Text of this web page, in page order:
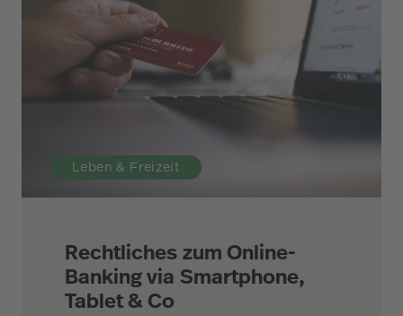
Leben & Freizeit
Rechtliches zum Online-
Banking via Smartphone,
Tablet & Co